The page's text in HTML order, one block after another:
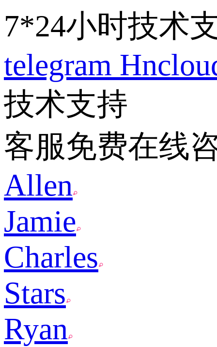
7*24小时技术
telegram
技术支持
客服免费在线
Allen
Jamie
Charles
Stars
Ryan